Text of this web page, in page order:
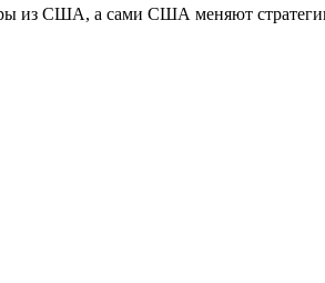
из США, а сами США меняют